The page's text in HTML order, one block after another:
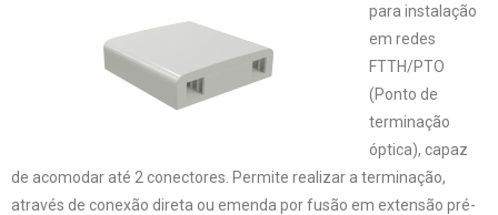
para instalação
em redes
FTTH/PTO
(Ponto de
terminação
óptica), capaz
de acomodar até 2 conectores. Permite realizar a terminação,
através de conexão direta ou emenda por fusão em extensão pré-